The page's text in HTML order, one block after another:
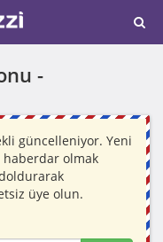
-
güncelleniyor. Yeni
olmak
üye olun.